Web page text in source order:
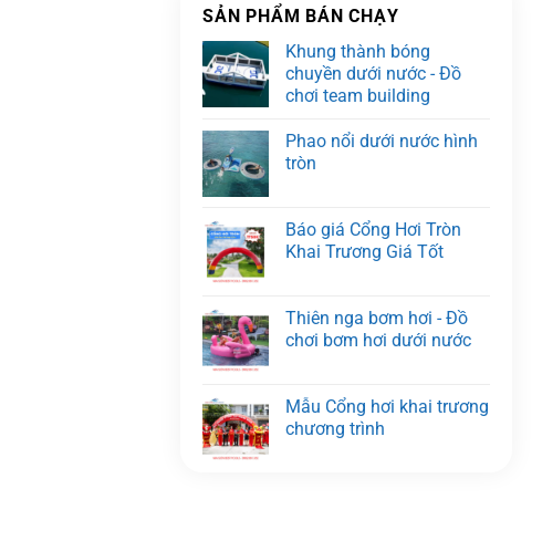
SẢN PHẨM BÁN CHẠY
Khung thành bóng
chuyền dưới nước - Đồ
chơi team building
Phao nổi dưới nước hình
tròn
Báo giá Cổng Hơi Tròn
Khai Trương Giá Tốt
Thiên nga bơm hơi - Đồ
chơi bơm hơi dưới nước
Mẫu Cổng hơi khai trương
chương trình